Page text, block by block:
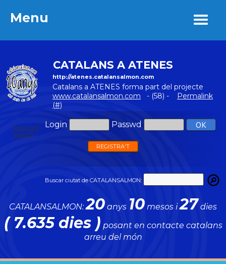
Menu
CATALANS A ATENES
http://atenes.catalansalmon.com
Catalans a ATENES forma part del projecte
www.catalansalmon.com - (58) -
Permalink
(#)
Login Passwd
Password
perdut?
REGISTRA'T
Buscar ciutat de CATALANSALMON:
CATALANSALMON:20 anys 10 mesos i27 dies
( 7.635 dies ) posant en contacte catalans
arreu del món
Menu